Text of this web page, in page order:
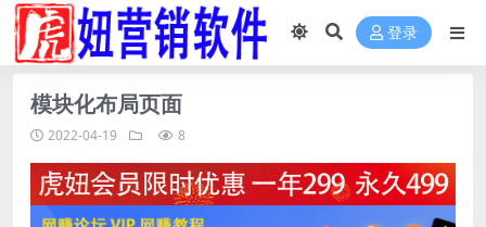
登录
模块化布局页面
2022-04-19 8